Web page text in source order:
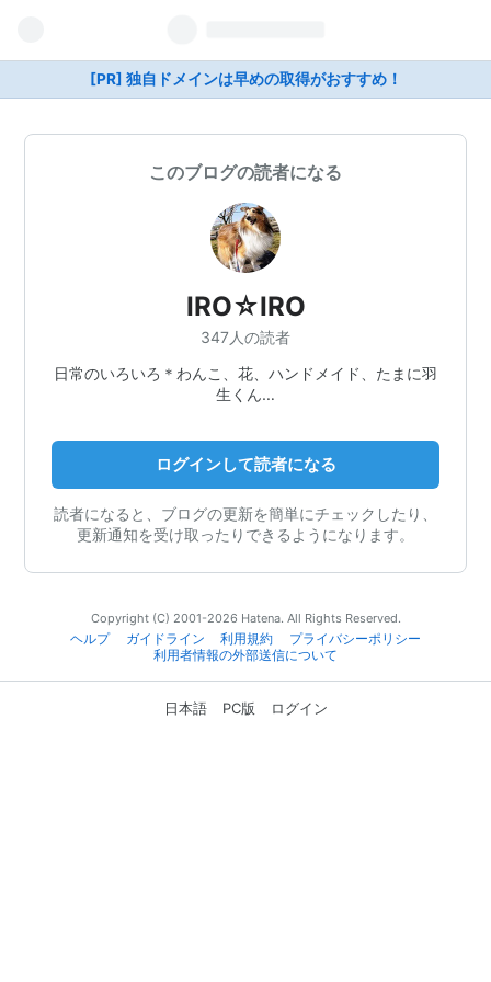
[PR] 独自ドメインは早めの取得がおすすめ！
このブログの読者になる
IRO☆IRO
347人の読者
日常のいろいろ＊わんこ、花、ハンドメイド、たまに羽
生くん…
ログインして読者になる
読者になると、ブログの更新を簡単にチェックしたり、
更新通知を受け取ったりできるようになります。
Copyright (C) 2001-2026 Hatena. All Rights Reserved.
ヘルプ
ガイドライン 利用規約
プライバシーポリシー
利用者情報の外部送信について
日本語 PC版 ログイン